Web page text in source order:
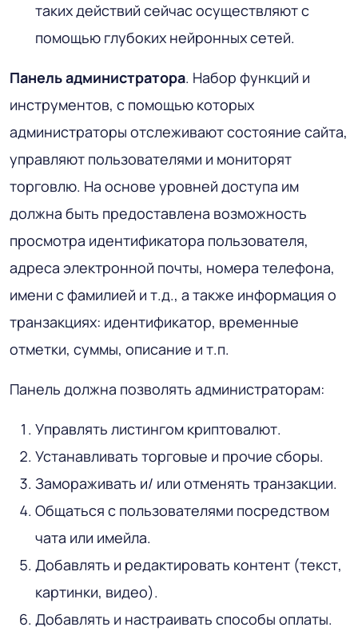
таких действий сейчас осуществляют с
помощью глубоких нейронных сетей.
Панель администратора. Набор функций и
инструментов, с помощью которых
администраторы отслеживают состояние сайта,
управляют пользователями и мониторят
торговлю. На основе уровней доступа им
должна быть предоставлена возможность
просмотра идентификатора пользователя,
адреса электронной почты, номера телефона,
имени с фамилией и т.д., а также информация о
транзакциях: идентификатор, временные
отметки, суммы, описание и т.п.
Панель должна позволять администраторам:
Управлять листингом криптовалют.
Устанавливать торговые и прочие сборы.
Замораживать и/ или отменять транзакции.
Общаться с пользователями посредством
чата или имейла.
Добавлять и редактировать контент (текст,
картинки, видео).
Добавлять и настраивать способы оплаты.